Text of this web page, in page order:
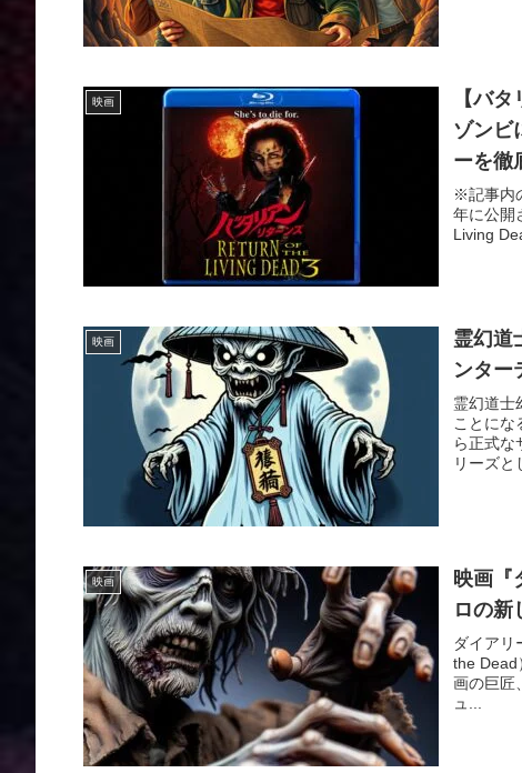
映画
【バ
ゾンビ
ーを徹
※記事内
年に公開
Living
映画
霊幻道
ンター
霊幻道士
ことにな
ら正式な
リーズと
映画
映画『
ロの新
ダイアリ
the Dead
画の巨匠
ュ...